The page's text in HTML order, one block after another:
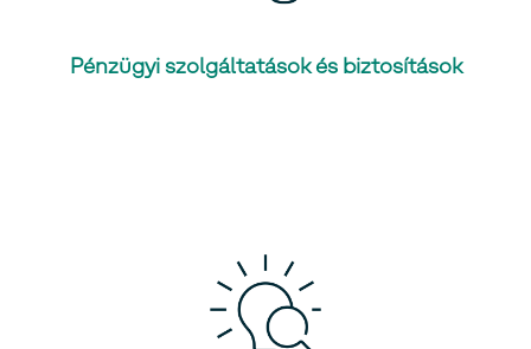
Pénzügyi szolgáltatások és biztosítások